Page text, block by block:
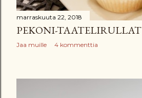
marraskuuta 22, 2018
PEKONI-TAATELIRULLAT
Jaa muille 4 kommenttia